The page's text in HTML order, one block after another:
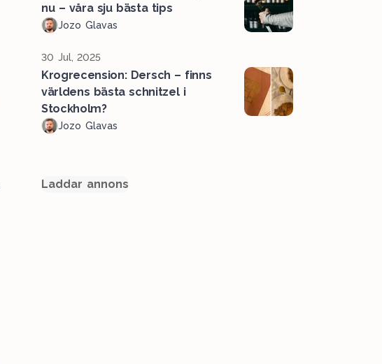
nu – våra sju bästa tips
Jozo Glavas
30 Jul, 2025
Krogrecension: Dersch – finns
världens bästa schnitzel i
Stockholm?
Jozo Glavas
Laddar annons